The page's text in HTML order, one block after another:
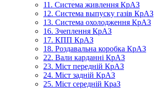
11. Система живлення КрАЗ
12. Система выпуску газів КрАЗ
13. Система охолодження КрАЗ
16. Зчеплення КрАЗ
17. КПП КрАЗ
18. Роздавальна коробка КрАЗ
22. Вали карданні КрАЗ
23. Міст передній КрАЗ
24. Міст задній КрАЗ
25. Міст середній КраЗ